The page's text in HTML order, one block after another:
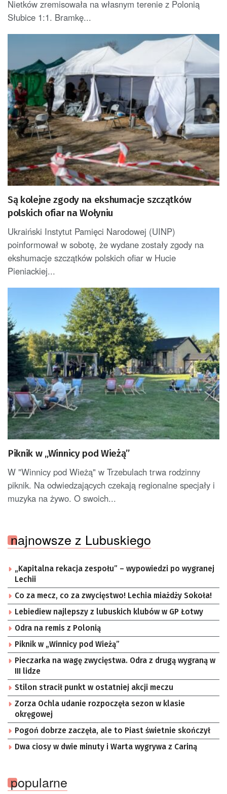
Nietków zremisowała na własnym terenie z Polonią
Słubice 1:1. Bramkę...
Są kolejne zgody na ekshumacje szczątków
polskich ofiar na Wołyniu
Ukraiński Instytut Pamięci Narodowej (UINP)
poinformował w sobotę, że wydane zostały zgody na
ekshumacje szczątków polskich ofiar w Hucie
Pieniackiej...
Piknik w „Winnicy pod Wieżą”
W "Winnicy pod Wieżą" w Trzebulach trwa rodzinny
piknik. Na odwiedzających czekają regionalne specjały i
muzyka na żywo. O swoich...
najnowsze z Lubuskiego
„Kapitalna rekacja zespołu” – wypowiedzi po wygranej
Lechii
Co za mecz, co za zwycięstwo! Lechia miażdży Sokoła!
Lebiediew najlepszy z lubuskich klubów w GP Łotwy
Odra na remis z Polonią
Piknik w „Winnicy pod Wieżą”
Pieczarka na wagę zwycięstwa. Odra z drugą wygraną w
III lidze
Stilon stracił punkt w ostatniej akcji meczu
Zorza Ochla udanie rozpoczęła sezon w klasie
okręgowej
Pogoń dobrze zaczęła, ale to Piast świetnie skończył
Dwa ciosy w dwie minuty i Warta wygrywa z Cariną
popularne